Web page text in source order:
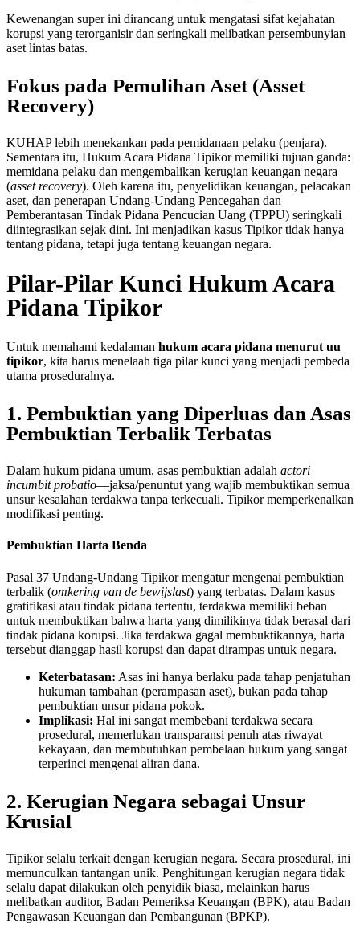
Kewenangan super ini dirancang untuk mengatasi sifat kejahatan
korupsi yang terorganisir dan seringkali melibatkan persembunyian
aset lintas batas.
Fokus pada Pemulihan Aset (Asset
Recovery)
KUHAP lebih menekankan pada pemidanaan pelaku (penjara).
Sementara itu, Hukum Acara Pidana Tipikor memiliki tujuan ganda:
memidana pelaku dan mengembalikan kerugian keuangan negara
(asset recovery). Oleh karena itu, penyelidikan keuangan, pelacakan
aset, dan penerapan Undang-Undang Pencegahan dan
Pemberantasan Tindak Pidana Pencucian Uang (TPPU) seringkali
diintegrasikan sejak dini. Ini menjadikan kasus Tipikor tidak hanya
tentang pidana, tetapi juga tentang keuangan negara.
Pilar-Pilar Kunci Hukum Acara
Pidana Tipikor
Untuk memahami kedalaman hukum acara pidana menurut uu
tipikor, kita harus menelaah tiga pilar kunci yang menjadi pembeda
utama proseduralnya.
1. Pembuktian yang Diperluas dan Asas
Pembuktian Terbalik Terbatas
Dalam hukum pidana umum, asas pembuktian adalah actori
incumbit probatio—jaksa/penuntut yang wajib membuktikan semua
unsur kesalahan terdakwa tanpa terkecuali. Tipikor memperkenalkan
modifikasi penting.
Pembuktian Harta Benda
Pasal 37 Undang-Undang Tipikor mengatur mengenai pembuktian
terbalik (omkering van de bewijslast) yang terbatas. Dalam kasus
gratifikasi atau tindak pidana tertentu, terdakwa memiliki beban
untuk membuktikan bahwa harta yang dimilikinya tidak berasal dari
tindak pidana korupsi. Jika terdakwa gagal membuktikannya, harta
tersebut dianggap hasil korupsi dan dapat dirampas untuk negara.
Keterbatasan: Asas ini hanya berlaku pada tahap penjatuhan
hukuman tambahan (perampasan aset), bukan pada tahap
pembuktian unsur pidana pokok.
Implikasi: Hal ini sangat membebani terdakwa secara
prosedural, memerlukan transparansi penuh atas riwayat
kekayaan, dan membutuhkan pembelaan hukum yang sangat
terperinci mengenai aliran dana.
2. Kerugian Negara sebagai Unsur
Krusial
Tipikor selalu terkait dengan kerugian negara. Secara prosedural, ini
memunculkan tantangan unik. Penghitungan kerugian negara tidak
selalu dapat dilakukan oleh penyidik biasa, melainkan harus
melibatkan auditor, Badan Pemeriksa Keuangan (BPK), atau Badan
Pengawasan Keuangan dan Pembangunan (BPKP).